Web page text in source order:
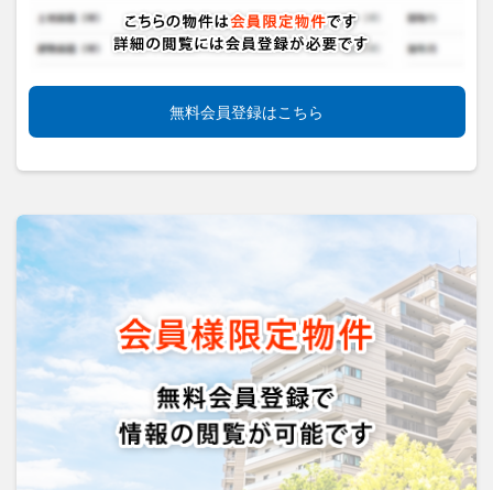
無料会員登録はこちら